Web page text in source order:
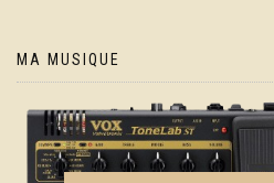
MA MUSIQUE